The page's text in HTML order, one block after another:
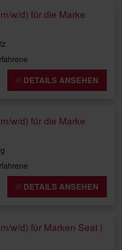
w/d) für die Marke
DETAILS ANSEHEN
w/d) für die Marke
DETAILS ANSEHEN
w/d) für Marken Seat |